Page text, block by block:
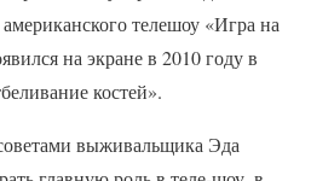
телешоу «Игра на
на экране в 2010 году в
костей».
выживальщика Эда